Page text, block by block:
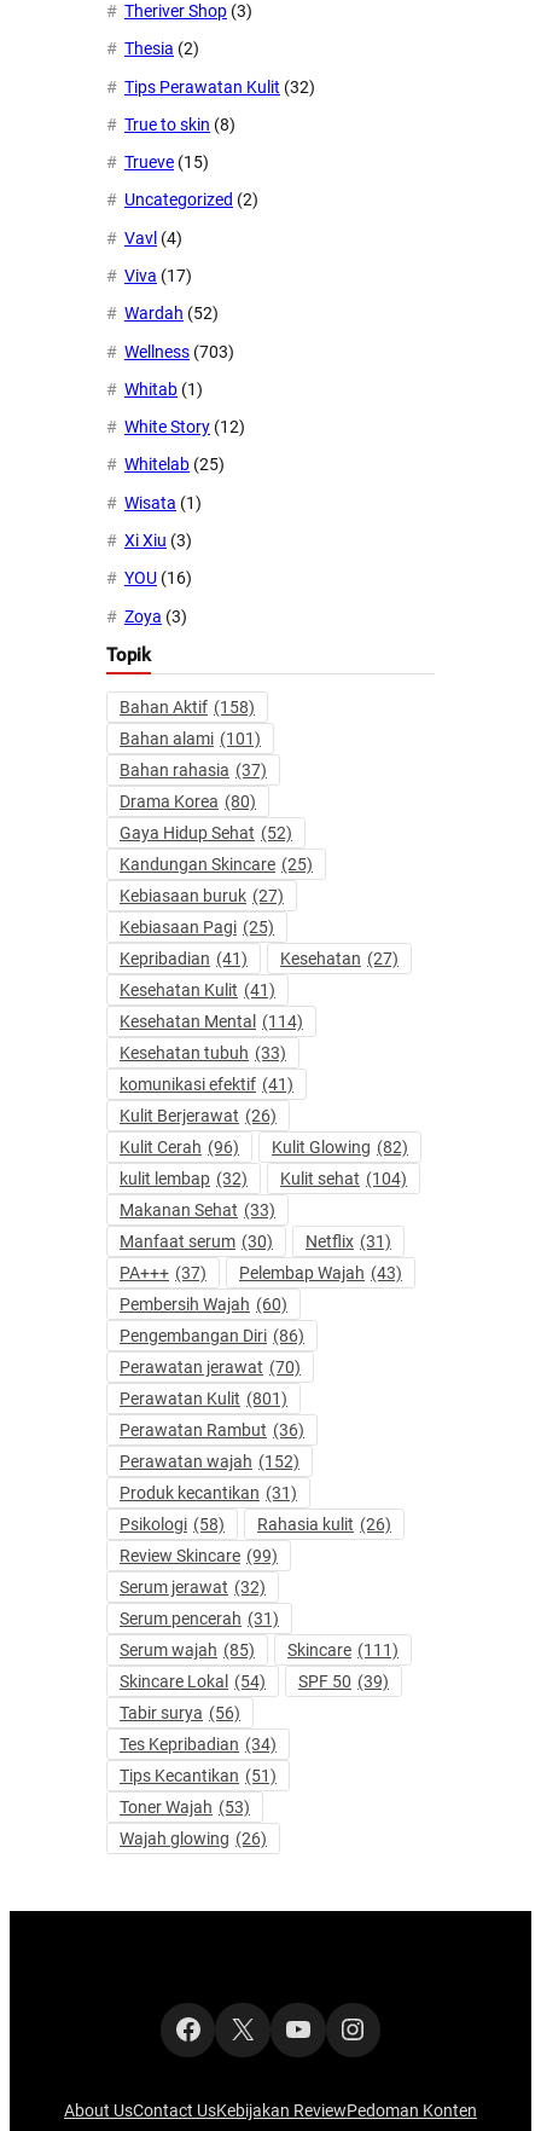
Theriver Shop (3)
Thesia (2)
Tips Perawatan Kulit (32)
True to skin (8)
Trueve (15)
Uncategorized (2)
Vavl (4)
Viva (17)
Wardah (52)
Wellness (703)
Whitab (1)
White Story (12)
Whitelab (25)
Wisata (1)
Xi Xiu (3)
YOU (16)
Zoya (3)
Topik
Bahan Aktif (158)
Bahan alami (101)
Bahan rahasia (37)
Drama Korea (80)
Gaya Hidup Sehat (52)
Kandungan Skincare (25)
Kebiasaan buruk (27)
Kebiasaan Pagi (25)
Kepribadian (41) Kesehatan (27)
Kesehatan Kulit (41)
Kesehatan Mental
(114)
Kesehatan tubuh (33)
komunikasi efektif (41)
Kulit Berjerawat (26)
Kulit Cerah (96) Kulit Glowing (82)
kulit lembap (32) Kulit sehat (104)
Makanan Sehat (33)
Manfaat serum (30) Netflix (31)
PA+++ (37) Pelembap Wajah (43)
Pembersih Wajah (60)
Pengembangan Diri (86)
Perawatan jerawat (70)
Perawatan Kulit (801)
Perawatan Rambut (36)
Perawatan wajah (152)
Produk kecantikan (31)
Psikologi (58) Rahasia kulit (26)
Review Skincare (99)
Serum jerawat (32)
Serum pencerah (31)
Serum wajah (85) Skincare (111)
Skincare Lokal
(54) SPF 50 (39)
Tabir surya (56)
Tes Kepribadian (34)
Tips Kecantikan (51)
Toner Wajah (53)
Wajah glowing (26)
Facebook
X YouTubeInstagram
About UsContact UsKebijakan ReviewPedoman Konten